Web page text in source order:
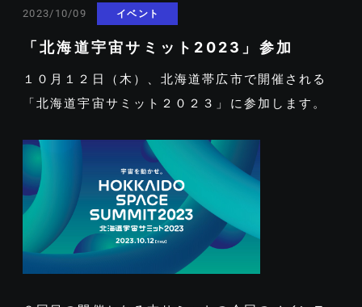
2023/10/09 イベント
「北海道宇宙サミット2023」参加
１０月１２日（木）、北海道帯広市で開催される
「北海道宇宙サミット２０２３」に参加します。